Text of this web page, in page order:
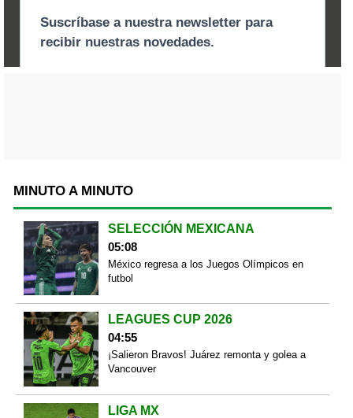
MINUTO A MINUTO
SELECCIÓN MEXICANA
05:08
México regresa a los Juegos Olímpicos en
futbol
LEAGUES CUP 2026
04:55
¡Salieron Bravos! Juárez remonta y golea a
Vancouver
LIGA MX